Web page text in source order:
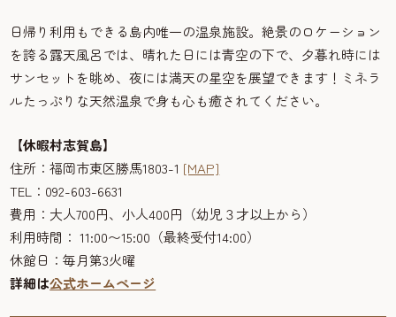
日帰り利用もできる島内唯一の温泉施設。絶景のロケーション
を誇る露天風呂では、晴れた日には青空の下で、夕暮れ時には
サンセットを眺め、夜には満天の星空を展望できます！ミネラ
ルたっぷりな天然温泉で身も心も癒されてください。
【休暇村志賀島】
住所：福岡市東区勝馬1803-1 [MAP]
TEL：092-603-6631
費用：大人700円、小人400円（幼児３才以上から）
利用時間： 11:00〜15:00（最終受付14:00）
休館日：毎月第3火曜
詳細は公式ホームページ